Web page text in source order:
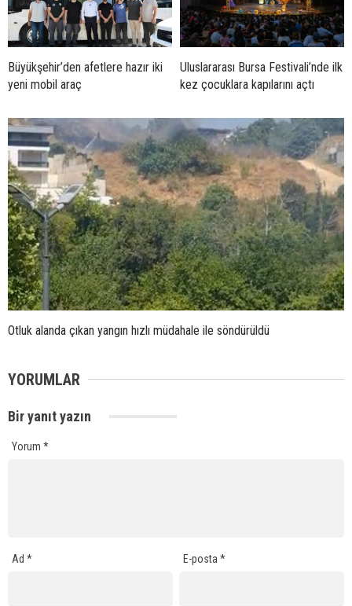
Büyükşehir’den afetlere hazır iki
yeni mobil araç
Uluslararası Bursa Festivali’nde ilk
kez çocuklara kapılarını açtı
Otluk alanda çıkan yangın hızlı müdahale ile söndürüldü
YORUMLAR
Bir yanıt yazın
Yorum *
Ad * E-posta*